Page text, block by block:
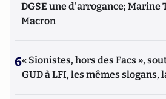
DGSE une d'arrogance;
Macron
6« Sionistes, hors des Facs »,
GUD à LFI, les mêmes slogans,